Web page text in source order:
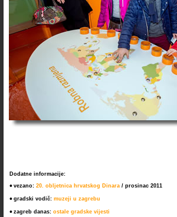
Dodatne informacije:
• vezano: 20. obljetnica hrvatskog Dinara / prosinac 2011
• gradski vodič: muzeji u zagrebu
• zagreb danas: ostale gradske vijesti